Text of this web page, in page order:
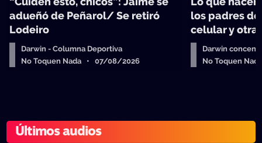
adueñó de Peñarol/ Se retiró
Lodeiro
Darwin - Columna Deportiva
No Toquen Nada • 07/08/2026
los padres
celular y
Darwin
No Toquen
Últimos audios